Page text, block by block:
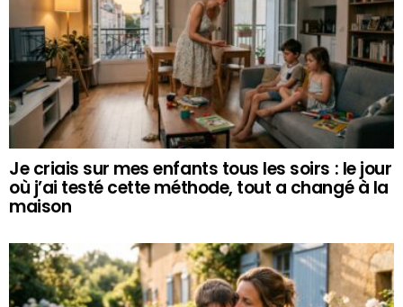
Je criais sur mes enfants tous les soirs : le jour
où j’ai testé cette méthode, tout a changé à la
maison